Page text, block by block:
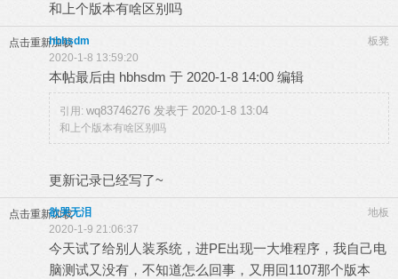
和上个版本有啥区别吗
点击重新加载 板凳
hbhsdm
2020-1-8 13:59:20
本帖最后由 hbhsdm 于 2020-1-8 14:00 编辑
引用: wq83746276 发表于 2020-1-8 13:04
和上个版本有啥区别吗
更新记录已经写了~
点击重新加载 地板
欲哭无泪
2020-1-9 21:06:37
今天试了给别人装系统，进PE出现一大堆程序，我自己电
脑测试又没有，不知道怎么回事，又用回1107那个版本